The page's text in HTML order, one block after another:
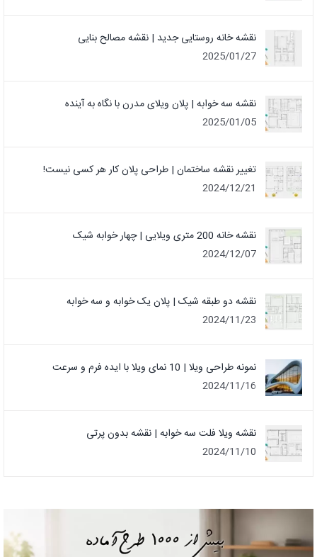
نقشه خانه روستایی جدید | نقشه مصالح بنایی
2025/01/27
نقشه سه خوابه | پلان ویلای مدرن با نگاه به آینده
2025/01/05
تغییر نقشه ساختمان | طراحی پلان کار هر کسی نیست!
2024/12/21
نقشه خانه 200 متری ویلایی | چهار خوابه شیک
2024/12/07
نقشه دو طبقه شیک | پلان یک خوابه و سه خوابه
2024/11/23
نمونه طراحی ویلا | 10 نمای ویلا با ایده فرم و سرعت
2024/11/16
نقشه ویلا فلت سه خوابه | نقشه بدون پرتی
2024/11/10